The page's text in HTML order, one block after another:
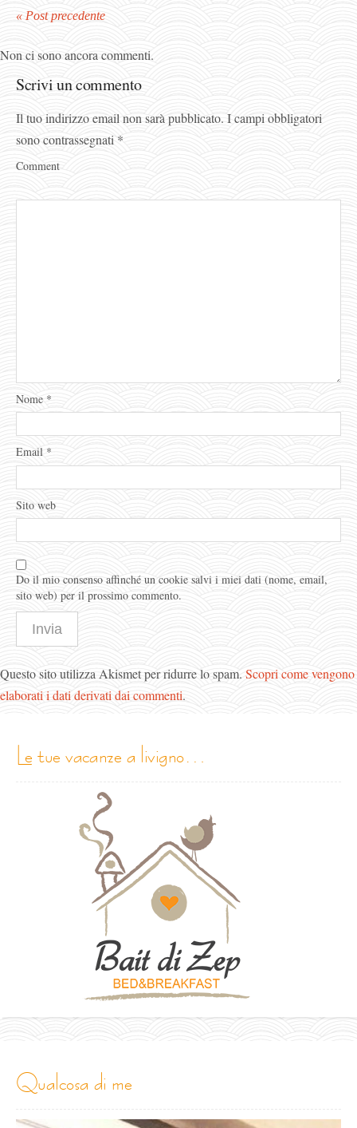
« Post precedente
Non ci sono ancora commenti.
Scrivi un commento
Il tuo indirizzo email non sarà pubblicato. I campi obbligatori
sono contrassegnati *
Comment
Nome *
Email *
Sito web
Do il mio consenso affinché un cookie salvi i miei dati (nome, email,
sito web) per il prossimo commento.
Questo sito utilizza Akismet per ridurre lo spam. Scopri come vengono
elaborati i dati derivati dai commenti.
le tue vacanze a livigno…
qualcosa di me